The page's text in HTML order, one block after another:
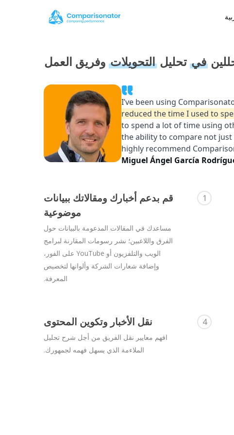
في تحليلالتحويلات وفريق العمل
1
قم بدعم أخبارك ومقالاتك ببيانات
موضوعية
مساعدك في المقالات المدعومة بالبيانات حول
الفرق واللاعبين؛ نشر رسومات المقارنة لبرامج
الويب والتلفزيون أو YouTube على الفور،
وإضافة شعارات الشركة وألوانها لتخصيص
المعرفة.
4 نقل الأخبار وتكوين المحتوى
افهم معايير نقل الفريق من أجل شرح تحليل
الملاءمة الذي يسهل فهمه لجمهورك.